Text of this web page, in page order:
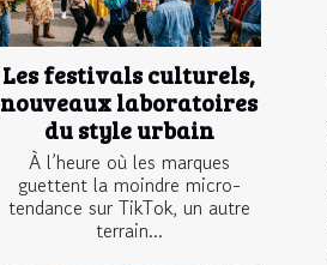
Les festivals culturels,
nouveaux laboratoires
du style urbain
À l’heure où les marques
guettent la moindre micro-
tendance sur TikTok, un autre
terrain...